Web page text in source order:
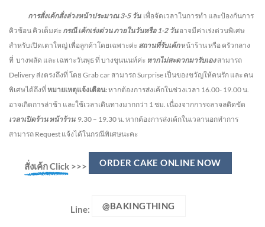
การสั่งเค้กสั่งล่วงหน้าประมาณ3-5 วัน เพื่อจัดเวลาในการทำ และป้องกันการ
คิวซ้อน คิวเต็มค่ะ กรณี เค้กเร่งด่วนภายในวันหรือ 1-2 วัน อาจมีค่าเร่งด่วนพิเศษ
สำหรับเปิดเตาใหญ่ เพื่อลูกค้าโดยเฉพาะค่ะ สถานที่รับเค้กหน้าร้าน หรือ ครัวกลาง
ที่ บางพลัด และ เฉพาะวันพุธ ที่ บางขุนนนท์ค่ะ หากไม่สะดวกมารับเองสามารถ
Delivery ส่งตรงถึงที่ โดย Grab car สามารถ Surprise เป็นของขวัญให้คนรัก และ คน
พิเศษได้ถึงที่ หมายเหตุแจ้งเตือน:หากต้องการส่งเค้กในช่วงเวลา 16.00- 19.00 น.
อาจเกิดการล่าช้า และใช้เวลาเดินทางมากกว่า 1 ชม. เนื่องจากการจลาจลติดขัด
เวลาเปิดร้าน หน้าร้าน 9.30 – 19.30 น. หากต้องการส่งเค้กในเวลานอกทำการ
สามารถ Request แจ้งได้ในกรณีพิเศษนะคะ
สั่งเค้ก Click>>> ORDER CAKE ONLINE NOW
Line: @BAKINGTHING